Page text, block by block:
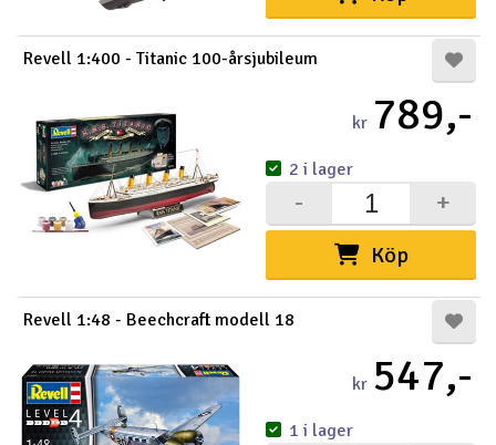
Revell 1:400 - Titanic 100-årsjubileum
kr 789,-
Köp
+
-
2 i lager
Revell 1:48 - Beechcraft modell 18
kr 547,-
1 i lager